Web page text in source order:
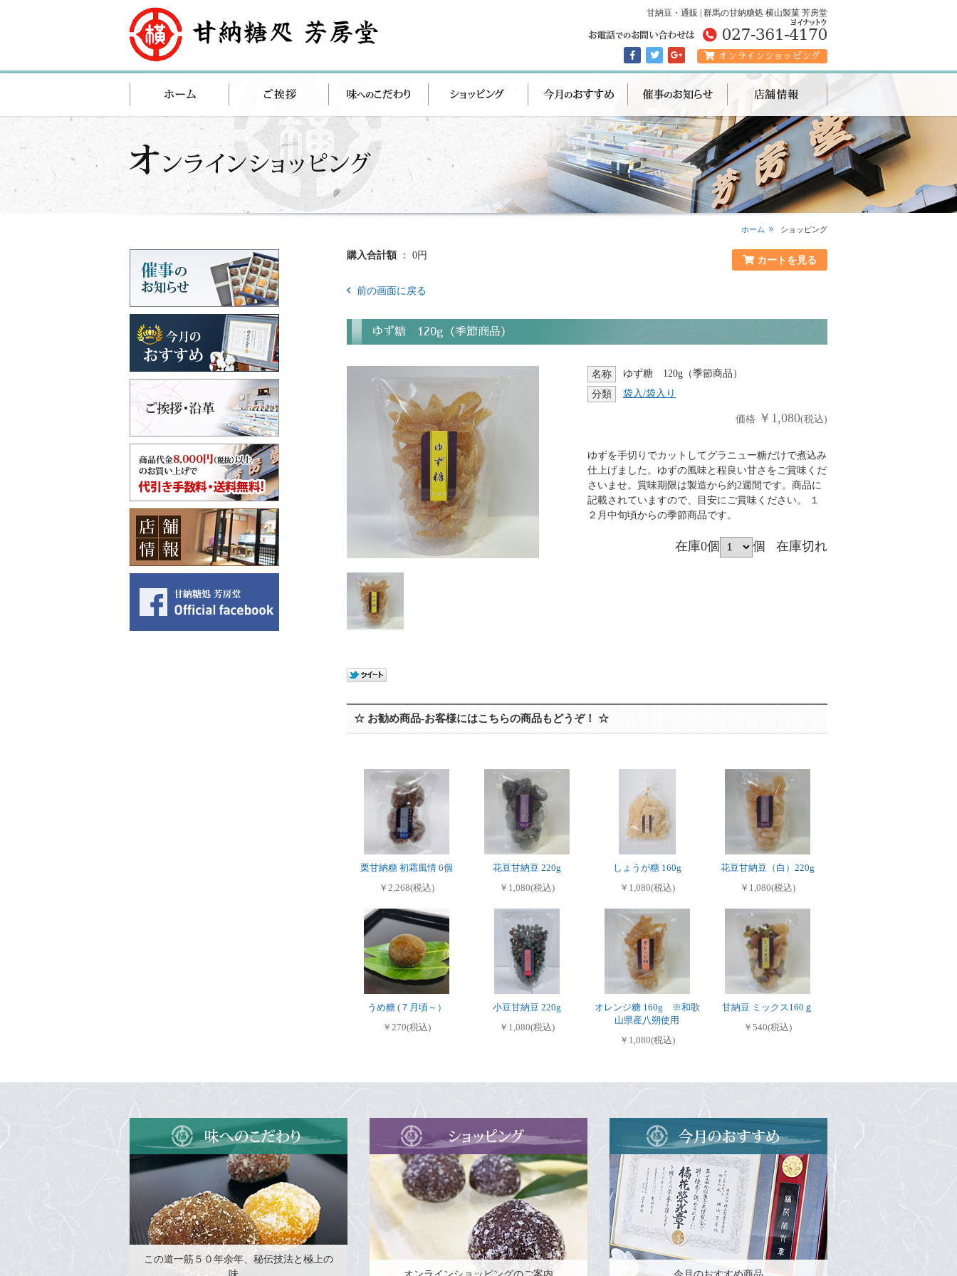
甘納豆・通販 | 群馬の甘納糖処 横山製菓 芳房堂
オンラインショッピング
ホーム ショッピング
購入合計額 ： 0円
前の画面に戻る
ゆず糖 120g（季節商品）
名称
ゆず糖 120g（季節商品）
分類
袋入/袋入り
価格 ￥1,080(税込)
ゆずを手切りでカットしてグラニュー糖だけで煮込み
仕上げました。ゆずの風味と程良い甘さをご賞味くだ
さいませ。賞味期限は製造から約2週間です。商品に
記載されていますので、目安にご賞味ください。 １
２月中旬頃からの季節商品です。
在庫0個 個 在庫切れ
☆ お勧め商品-お客様にはこちらの商品もどうぞ！ ☆
栗甘納糖 初霜風情 6個
￥2,268(税込)
花豆甘納豆 220g
￥1,080(税込)
しょうが糖 160g
￥1,080(税込)
花豆甘納豆（白）220g
￥1,080(税込)
うめ糖 (７月頃～）
￥270(税込)
小豆甘納豆 220g
￥1,080(税込)
オレンジ糖 160g ※和歌
山県産八朔使用
￥1,080(税込)
甘納豆 ミックス160ｇ
￥540(税込)
この道一筋５０年余年、秘伝技法と極上の